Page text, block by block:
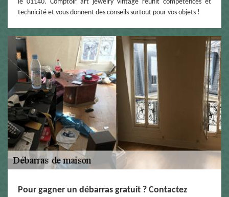
le 01140. Comptoir art jewelry vintage réunit compétences et
technicité et vous donnent des conseils surtout pour vos objets !
Pour gagner un débarras gratuit ? Contactez